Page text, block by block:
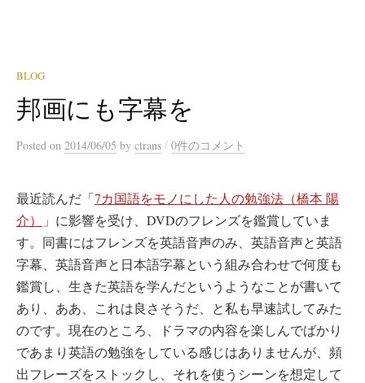
BLOG
邦画にも字幕を
Posted on 2014/06/05 by ctrans / 0件のコメント
最近読んだ「7カ国語をモノにした人の勉強法（橋本 陽
介）
」に影響を受け、DVDのフレンズを鑑賞していま
す。同書にはフレンズを英語音声のみ、英語音声と英語
字幕、英語音声と日本語字幕という組み合わせで何度も
鑑賞し、生きた英語を学んだというようなことが書いて
あり、ああ、これは良さそうだ、と私も早速試してみた
のです。現在のところ、ドラマの内容を楽しんでばかり
であまり英語の勉強をしている感じはありませんが、頻
出フレーズをストックし、それを使うシーンを想定して